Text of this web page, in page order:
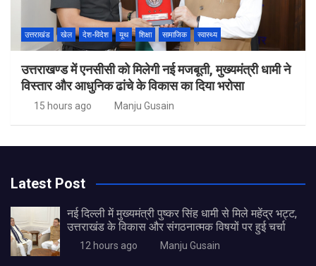
उत्तराखंड खेल देश-विदेश यूथ शिक्षा सामाजिक स्वास्थ्य
उत्तराखण्ड में एनसीसी को मिलेगी नई मजबूती, मुख्यमंत्री धामी ने
विस्तार और आधुनिक ढांचे के विकास का दिया भरोसा
15 hours ago Manju Gusain
Latest Post
नई दिल्ली में मुख्यमंत्री पुष्कर सिंह धामी से मिले महेंद्र भट्ट,
उत्तराखंड के विकास और संगठनात्मक विषयों पर हुई चर्चा
12 hours ago Manju Gusain